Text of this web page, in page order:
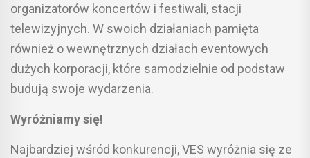
organizatorów koncertów i festiwali, stacji
telewizyjnych. W swoich działaniach pamięta
również o wewnętrznych działach eventowych
dużych korporacji, które samodzielnie od podstaw
budują swoje wydarzenia.
Wyróżniamy się!
Najbardziej wśród konkurencji, VES wyróżnia się ze